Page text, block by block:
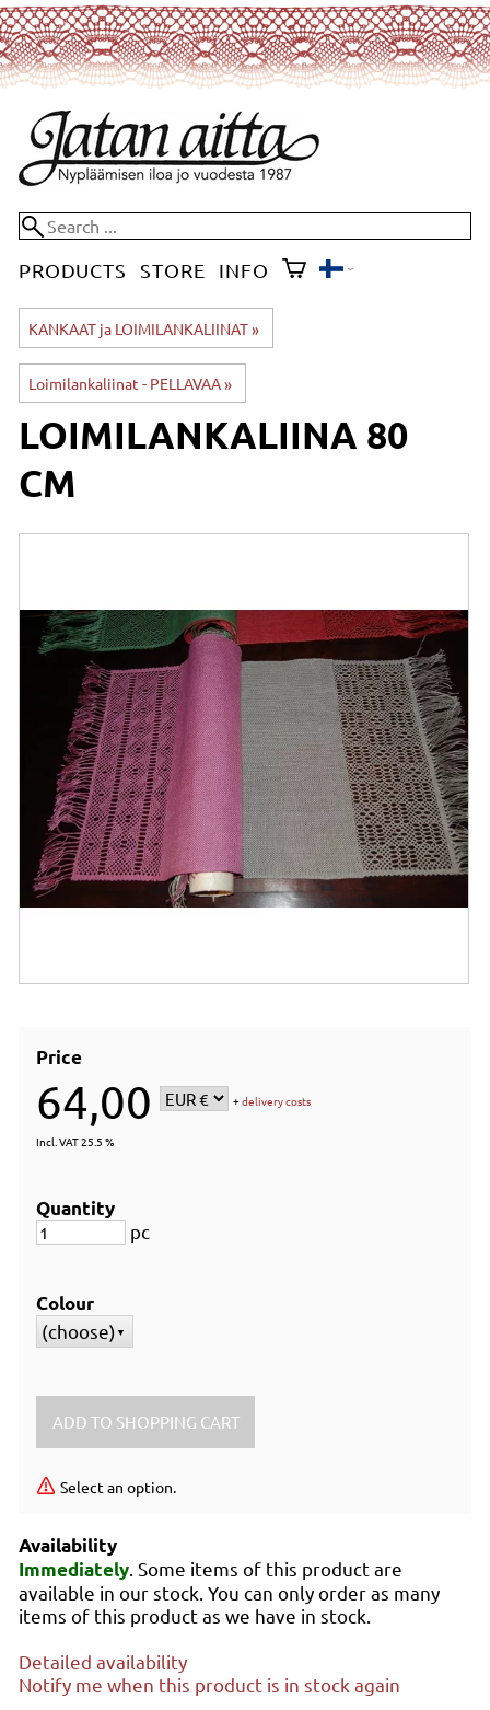
PRODUCTS STORE INFO
KANKAAT ja LOIMILANKALIINAT‪»
Loimilankaliinat - PELLAVAA‪»
LOIMILANKALIINA 80
CM
Price
64,00 +delivery costs
Incl. VAT 25.5 %
Quantity
pc
Colour
(choose) ▼
Select an option.
Availability
Immediately. Some items of this product are
available in our stock. You can only order as many
items of this product as we have in stock.
Detailed availability
Notify me when this product is in stock again